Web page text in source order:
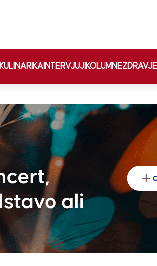
KULINARIKA INTERVJUJI KOLUMNEZDRAVJE